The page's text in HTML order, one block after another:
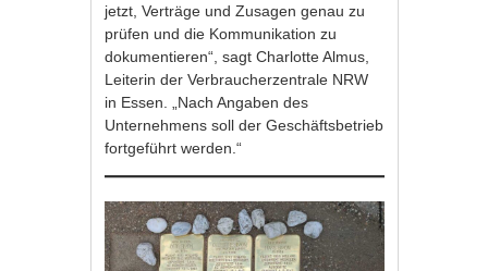
jetzt, Verträge und Zusagen genau zu
prüfen und die Kommunikation zu
dokumentieren“, sagt Charlotte Almus,
Leiterin der Verbraucherzentrale NRW
in Essen. „Nach Angaben des
Unternehmens soll der Geschäftsbetrieb
fortgeführt werden.“